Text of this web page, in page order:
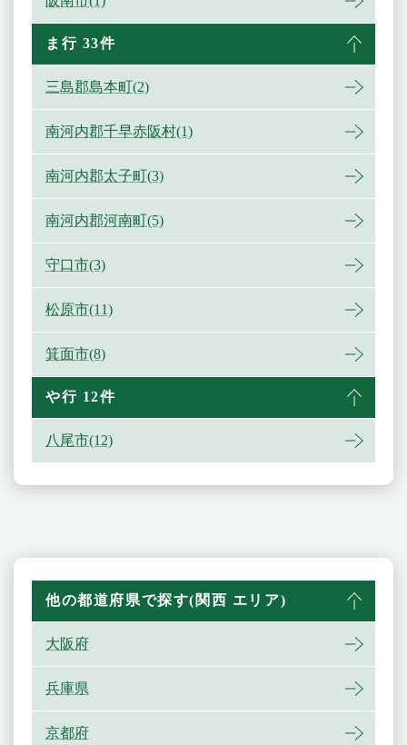
ま行 33件
三島郡島本町(2)
南河内郡千早赤阪村(1)
南河内郡太子町(3)
南河内郡河南町(5)
守口市(3)
松原市(11)
箕面市(8)
や行 12件
八尾市(12)
他の都道府県で探す(関西 エリア)
大阪府
兵庫県
京都府